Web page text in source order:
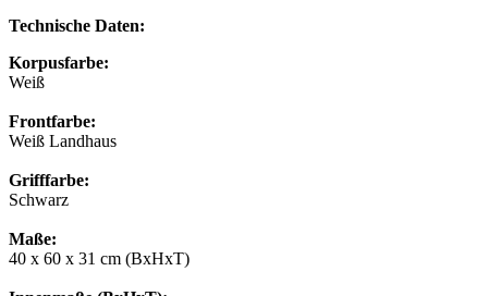
Technische Daten:
Korpusfarbe:
Weiß
Frontfarbe:
Weiß Landhaus
Grifffarbe:
Schwarz
Maße:
40 x 60 x 31 cm (BxHxT)